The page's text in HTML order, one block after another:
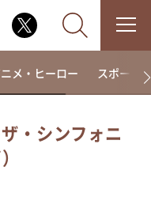
メ・ヒーロー スポーツ
・シンフォニ